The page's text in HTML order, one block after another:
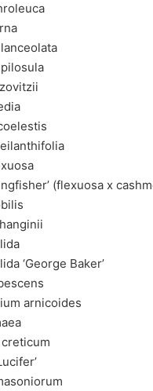
(flexuosa x
‘George Baker’
arnicoides